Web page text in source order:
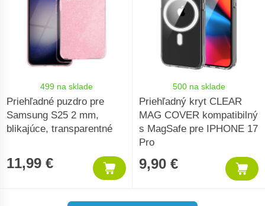
499 na sklade
Priehľadné puzdro pre
Samsung S25 2 mm,
blikajúce, transparentné
11,99 €
500 na sklade
Priehľadný kryt CLEAR
MAG COVER kompatibilný
s MagSafe pre IPHONE 17
Pro
9,90 €